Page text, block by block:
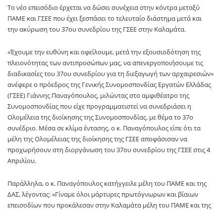
Το νέο επεισόδιο έρχεται να δώσει συνέχεια στην κόντρα μεταξύ
ΠΑΜΕ και ΓΣΕΕ που έχει ξεσπάσει το τελευταίο διάστημα μετά και
την ακύρωση του 37ου συνεδρίου της ΓΣΕΕ στην Καλαμάτα.
«Έχουμε την ευθύνη και οφείλουμε, μετά την εξουσιοδότηση της
πλειονότητας των αντιπροσώπων μας, να απενεργοποιήσουμε τις
διαδικασίες του 37ου συνεδρίου για τη διεξαγωγή των αρχαιρεσιών»
ανέφερε ο πρόεδρος της Γενικής Συνομοσπονδίας Εργατών Ελλάδας
(ΓΣΕΕ) Γιάννης Παναγόπουλος, μιλώντας στο αμφιθέατρο της
Συνομοσπονδίας που είχε προγραμματιστεί να συνεδριάσει η
Ολομέλεια της διοίκησης της Συνομοσπονδίας, με θέμα το 37ο
συνέδριο. Μέσα σε κλίμα έντασης, ο κ. Παναγόπουλος είπε ότι τα
μέλη της Ολομέλειας της διοίκησης της ΓΣΕΕ αποφάσισαν να
προχωρήσουν στη διοργάνωση του 37ου συνεδρίου της ΓΣΕΕ στις 4
Απριλίου.
Παράλληλα, ο κ. Παναγόπουλος κατήγγειλε μέλη του ΠΑΜΕ και της
ΔΑΣ, λέγοντας: «Γίναμε όλοι μάρτυρες πρωτόγνωρων και βίαιων
επεισοδίων που προκάλεσαν στην Καλαμάτα μέλη του ΠΑΜΕ και της